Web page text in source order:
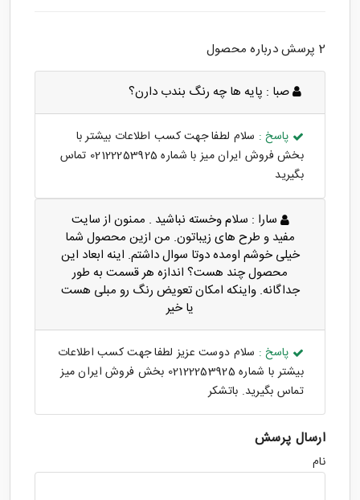
صبا : پایه ها چه رنگ بندب دارن؟
پاسخ : سلام لطفا جهت کسب اطلاعات بیشتر با
بخش فروش ایران میز با شماره 02122253925 تماس
بگیرید
سارا : سلام وخسته نباشید . ممنون از سایت
مفید و طرح های زیباتون. من ازین محصول شما
خیلی خوشم اومده دوتا سوال داشتم. اینه ابعاد این
محصول چند هست؟ اندازه هر قسمت به طور
جداگانه. واینکه امکان تعویض رنگ رو مبلی هست
یا خیر
پاسخ : سلام دوست عزیز لطفا جهت کسب اطلاعات
بیشتر با شماره 02122253925 بخش فروش ایران میز
تماس بگیرید. باتشکر
ارسال پرسش
نام